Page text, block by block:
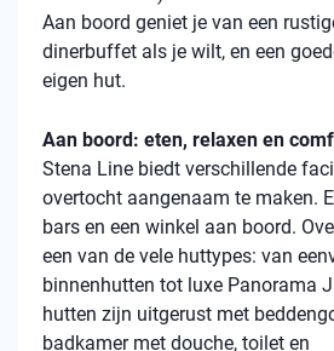
Aan boord geniet je van een
dinerbuffet als je wilt, en een
eigen hut.
Aan boord: eten, relaxen en
Stena Line biedt verschillende
overtocht aangenaam te maken.
bars en een winkel aan boord.
een van de vele huttypes: van
binnenhutten tot luxe Panorama
hutten zijn uitgerust met
badkamer met douche, toilet en